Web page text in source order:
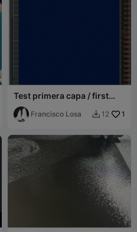
Test primera capa / first
layer test
Francisco Losa  12 1